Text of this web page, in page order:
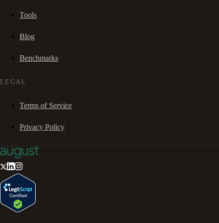
Tools
Blog
Benchmarks
LEGAL
Terms of Service
Privacy Policy